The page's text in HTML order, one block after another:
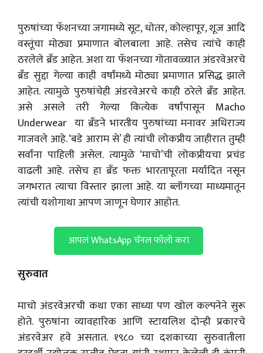
पुरुषांच्या फॅशनच्या जगामध्ये सूट, धोतर, कोल्हापूर, शूज आदि
वस्तूंचा मोठ्या प्रमाणात बोलबाला आहे. तसेच त्यांचे काही
ठरलेले ब्रँड आहेत. अशा या फॅशनच्या गोतावळ्यात अंडरवेअरचे
ब्रँड सुद्दा गेल्या काही वर्षांमध्ये मोठ्या प्रमाणात प्रसिद्ध झाले
आहेत. त्यामुळे पुरुषांचेही अंडरवेअरचे काही ठरेले ब्रँड आहेत.
असे असले तरी गेल्या कित्येक वर्षांपासून Macho
Underwear या ब्रँडने भारतीय पुरुषांच्या मनावर अधिराज्य
गाजवले आहे. ‘बडे आराम से’ ही त्यांची लोकप्रीय जाहीरात तुम्ही
सर्वांना पाहिली असेल. त्यामुळे ‘माचो’ची लोकप्रीयचा प्रचंड
वाढली आहे. तसेच हा ब्रँड फक्त भारतापूरता मर्यादित नसून
जगभरात त्याचा विस्तार झाला आहे. या ब्लॉगच्या माध्यमातून
त्यांची यशोगाथा आपण जाणून घेणार आहोत.
आपलं WhatsApp चॅनल फॉलो करा
सुरुवात
माचो अंडरवेअरची कथा एका साध्या पण खोल कल्पनेने सुरू
होते. पुरुषांना व्यावहारिक आणि स्टायलिश दोन्ही प्रकारचे
अंडरवेअर हवे असतात. १९८० च्या दशकाच्या सुरुवातीला